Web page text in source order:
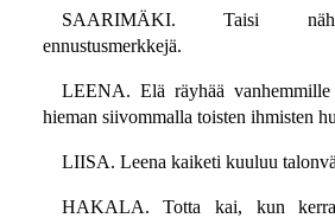
SAARIMÄKI. Taisi
ennustusmerkkejä.
LEENA. Elä räyhää
hieman siivommalla toisten ihmisten
LIISA. Leena kaiketi kuuluu
HAKALA. Totta kai, kun